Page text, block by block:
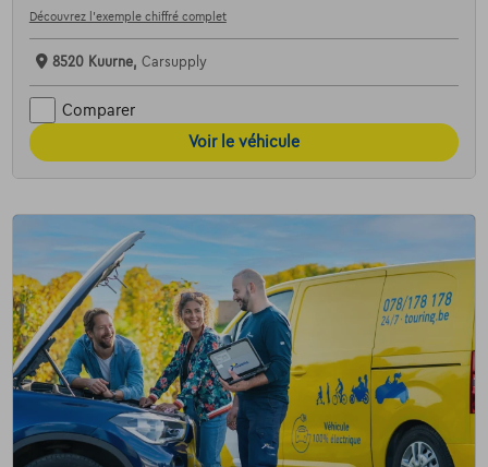
Découvrez l’exemple chiffré complet
8520 Kuurne, Carsupply
Comparer
Voir le véhicule